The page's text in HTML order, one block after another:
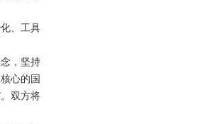
、工具
，坚持
心的国
双方将